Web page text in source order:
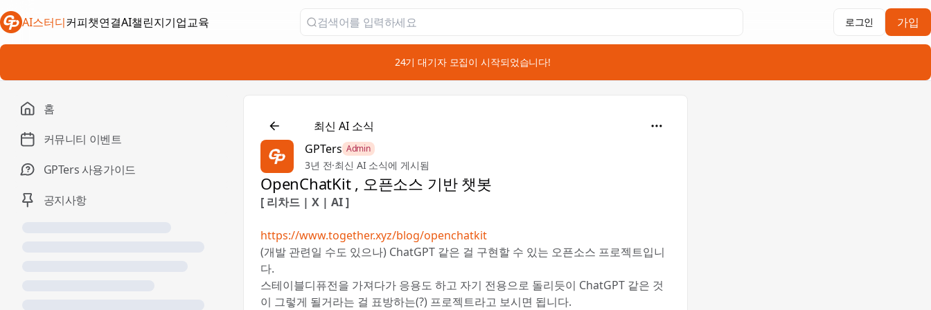
AI스터디커피챗연결
새 탭에서 열림AI챌린지
새 탭에서 열림
기업교육
새 탭에서 열림 가입
로그인
📣 24기 대기자 모집이 시작되었습니다!
홈
커뮤니티 이벤트
GPTers 사용가이드
공지사항
📰최신 AI 소식
GPTers Admin
3년 전·최신 AI 소식에 게시됨
OpenChatKit , 오픈소스 기반 챗봇
[ 리차드 | X | AI ]
https://www.together.xyz/blog/openchatkit
(개발 관련일 수도 있으나) ChatGPT 같은 걸 구현할 수 있는 오픈소스 프로젝트입니
다.
스테이블디퓨전을 가져다가 응용도 하고 자기 전용으로 돌리듯이 ChatGPT 같은 것
이 그렇게 될거라는 걸 표방하는(?) 프로젝트라고 보시면 됩니다.